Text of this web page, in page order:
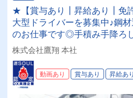
★【賞与あり┃昇給あり┃免
大型ドライバーを募集中♪鋼
のお仕事です◎手積み手降ろ
稼げる◎福利厚生が充実◎未
優遇
株式会社鷹翔 本社
動画あり 賞与あり 昇給あり